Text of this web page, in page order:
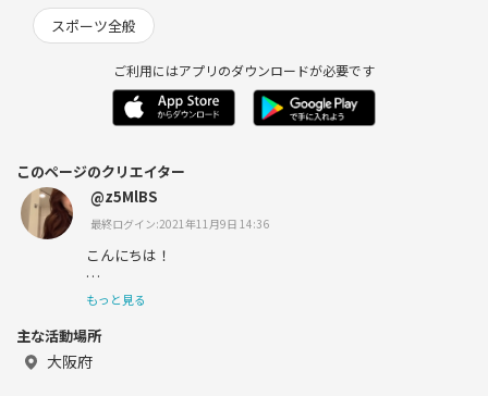
スポーツ全般
ご利用にはアプリのダウンロードが必要です
このページのクリエイター
@z5MlBS
最終ログイン:2021年11月9日 14:36
こんにちは！
兵庫☞大阪に引っ越しました！
社会人1年目の杏です☺︎
もっと見る
主な活動場所
大阪府